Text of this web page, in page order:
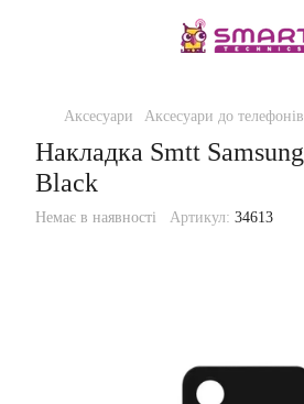
Аксесуари Аксесуари до телефонів
Накладка Smtt
Black
Немає в наявності Артикул: 34613